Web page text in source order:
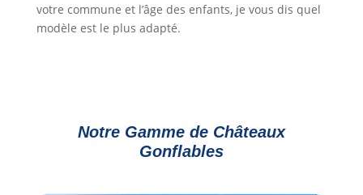
votre commune et l’âge des enfants, je vous dis quel
modèle est le plus adapté.
Notre Gamme de Châteaux
Gonflables